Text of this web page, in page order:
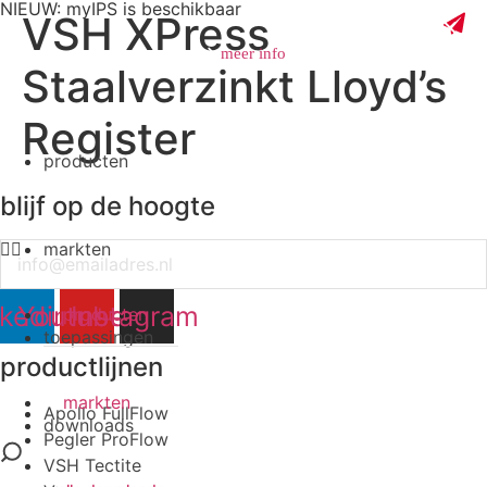
NIEUW: myIPS is beschikbaar
meer info
producten
markten
toepassingen
downloads
producten
markten
VSH XPress
Staalverzinkt Lloyd’s
Register
blijf op de hoogte
Email
YoutubeInstagram
productlijnen
Apollo FullFlow
Pegler ProFlow
VSH Tectite